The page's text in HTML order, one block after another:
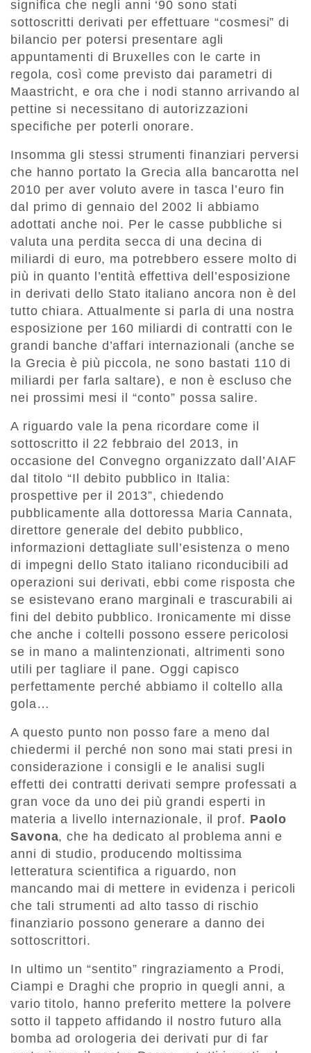
significa che negli anni ‘90 sono stati
sottoscritti derivati per effettuare “cosmesi” di
bilancio per potersi presentare agli
appuntamenti di Bruxelles con le carte in
regola, così come previsto dai parametri di
Maastricht, e ora che i nodi stanno arrivando al
pettine si necessitano di autorizzazioni
specifiche per poterli onorare.
Insomma gli stessi strumenti finanziari perversi
che hanno portato la Grecia alla bancarotta nel
2010 per aver voluto avere in tasca l’euro fin
dal primo di gennaio del 2002 li abbiamo
adottati anche noi. Per le casse pubbliche si
valuta una perdita secca di una decina di
miliardi di euro, ma potrebbero essere molto di
più in quanto l’entità effettiva dell’esposizione
in derivati dello Stato italiano ancora non è del
tutto chiara. Attualmente si parla di una nostra
esposizione per 160 miliardi di contratti con le
grandi banche d’affari internazionali (anche se
la Grecia è più piccola, ne sono bastati 110 di
miliardi per farla saltare), e non è escluso che
nei prossimi mesi il “conto” possa salire.
A riguardo vale la pena ricordare come il
sottoscritto il 22 febbraio del 2013, in
occasione del Convegno organizzato dall’AIAF
dal titolo “Il debito pubblico in Italia:
prospettive per il 2013”, chiedendo
pubblicamente alla dottoressa Maria Cannata,
direttore generale del debito pubblico,
informazioni dettagliate sull’esistenza o meno
di impegni dello Stato italiano riconducibili ad
operazioni sui derivati, ebbi come risposta che
se esistevano erano marginali e trascurabili ai
fini del debito pubblico. Ironicamente mi disse
che anche i coltelli possono essere pericolosi
se in mano a malintenzionati, altrimenti sono
utili per tagliare il pane. Oggi capisco
perfettamente perché abbiamo il coltello alla
gola…
A questo punto non posso fare a meno dal
chiedermi il perché non sono mai stati presi in
considerazione i consigli e le analisi sugli
effetti dei contratti derivati sempre professati a
gran voce da uno dei più grandi esperti in
materia a livello internazionale, il prof. Paolo
Savona, che ha dedicato al problema anni e
anni di studio, producendo moltissima
letteratura scientifica a riguardo, non
mancando mai di mettere in evidenza i pericoli
che tali strumenti ad alto tasso di rischio
finanziario possono generare a danno dei
sottoscrittori.
In ultimo un “sentito” ringraziamento a Prodi,
Ciampi e Draghi che proprio in quegli anni, a
vario titolo, hanno preferito mettere la polvere
sotto il tappeto affidando il nostro futuro alla
bomba ad orologeria dei derivati pur di far